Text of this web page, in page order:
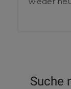
Suche